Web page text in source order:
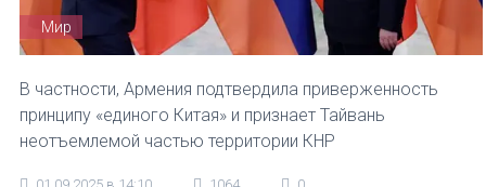
Мир
В частности, Армения подтвердила приверженность
принципу «единого Китая» и признает Тайвань
неотъемлемой частью территории КНР